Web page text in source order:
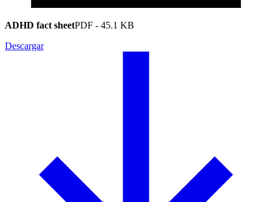
ADHD fact sheetPDF - 45.1 KB
Descargar